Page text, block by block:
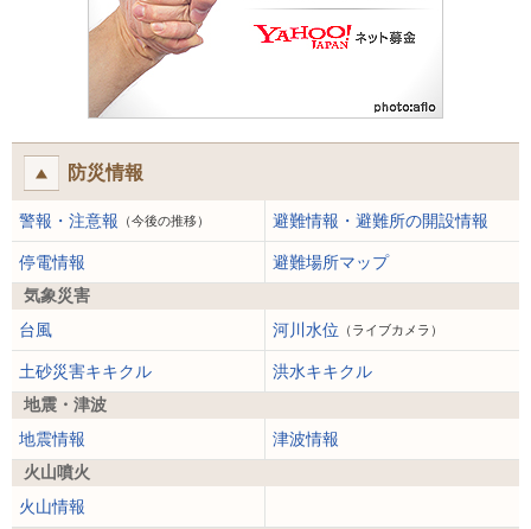
防災情報
警報・注意報 （今後の推移） 避難情報・避難所の開設情報
停電情報
避難場所マップ
気象災害
台風
河川水位 （ライブカメラ）
土砂災害キキクル
洪水キキクル
地震・津波
地震情報
津波情報
火山噴火
火山情報